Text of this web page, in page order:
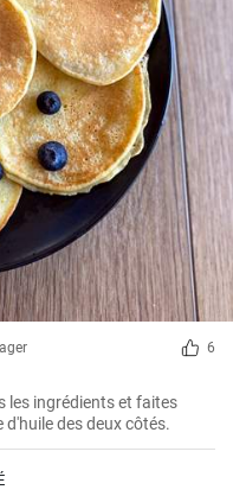
6
les ingrédients et faites
d'huile des deux côtés.